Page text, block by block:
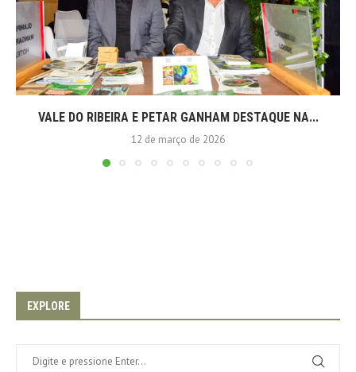
VALE DO RIBEIRA E PETAR GANHAM DESTAQUE NA...
12 de março de 2026
EXPLORE